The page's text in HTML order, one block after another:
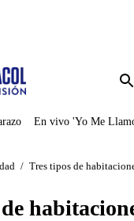
En vivo 'Yo Me
/ Tres tipos de